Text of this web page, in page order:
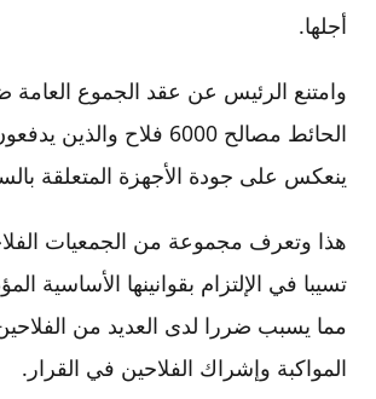
أجلها.
وامتنع الرئيس عن عقد الجموع العامة
الحائط مصالح 6000 فلاح
ينعكس على جودة الأجهزة المتعلقة
هذا وتعرف مجموعة من الجمعيات
تسيبا في الإلتزام بقوانينها الأساسية
مما يسبب ضررا لدى العديد من
المواكبة وإشراك الفلاحين في القرار.